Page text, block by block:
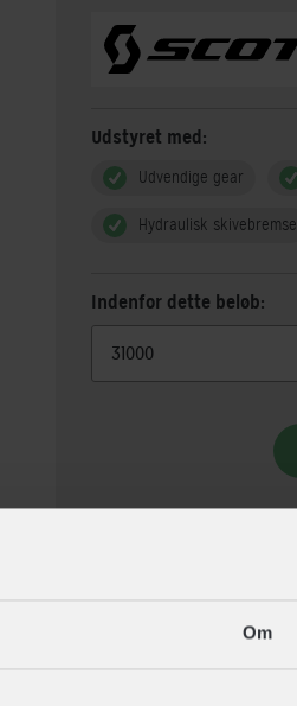
Om
Udstyret med:
Udvendige gear
Hydraulisk skivebremse
Indenfor dette beløb: